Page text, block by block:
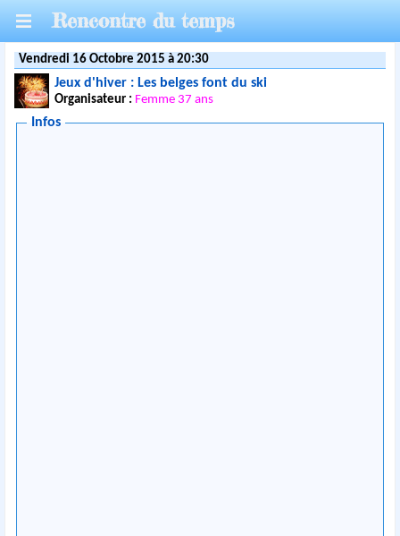
Rencontre du temps
Vendredi 16 Octobre 2015 à 20:30
Jeux d'hiver : Les belges font du ski
Organisateur : Femme 37 ans
Infos